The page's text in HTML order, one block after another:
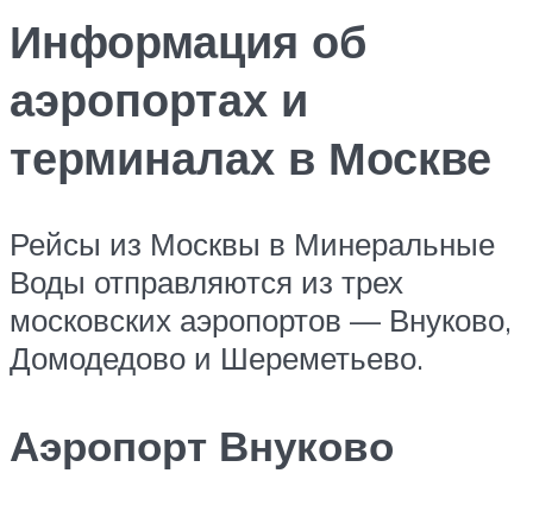
Информация об
аэропортах и
терминалах в Москве
Рейсы из Москвы в Минеральные
Воды отправляются из трех
московских аэропортов — Внуково,
Домодедово и Шереметьево.
Аэропорт Внуково